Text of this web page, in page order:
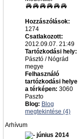
Hozzászólások:
1274
Csatlakozott:
2012.09.07. 21:49
Tartózkodási hely:
Pásztó / Nógrád
megye
Felhasználó
tartózkodási helye
a térképen: 3060
Paszto
Blog: Blog
megtekintése (4)
Arhívum
június 2014